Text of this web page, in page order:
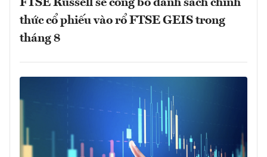
FTSE Russell sẽ công bố danh sách chính
thức cổ phiếu vào rổ FTSE GEIS trong
tháng 8